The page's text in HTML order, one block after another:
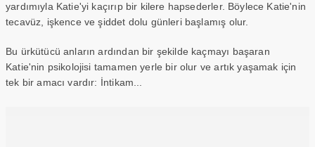
yardımıyla Katie'yi kaçırıp bir kilere hapsederler. Böylece Katie'nin
tecavüz, işkence ve şiddet dolu günleri başlamış olur.
Bu ürkütücü anların ardından bir şekilde kaçmayı başaran
Katie'nin psikolojisi tamamen yerle bir olur ve artık yaşamak için
tek bir amacı vardır: İntikam...